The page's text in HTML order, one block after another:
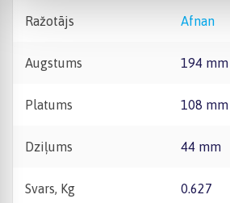
Ražotājs Afnan
Augstums 194 mm
Platums 108 mm
Dziļums 44 mm
Svars, Kg 0.627